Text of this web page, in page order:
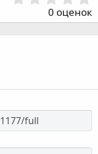
,
0
0
д
0 оценок